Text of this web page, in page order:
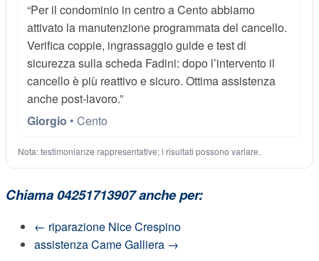
“Per il condominio in centro a Cento abbiamo
attivato la manutenzione programmata del cancello.
Verifica coppie, ingrassaggio guide e test di
sicurezza sulla scheda Fadini: dopo l’intervento il
cancello è più reattivo e sicuro. Ottima assistenza
anche post-lavoro.”
Giorgio • Cento
Nota: testimonianze rappresentative; i risultati possono variare.
Chiama 04251713907 anche per:
← riparazione Nice Crespino
assistenza Came Galliera →